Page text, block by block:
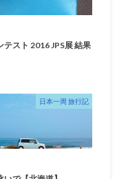
テスト 2016 JPS展 結果
日本一周 旅行記